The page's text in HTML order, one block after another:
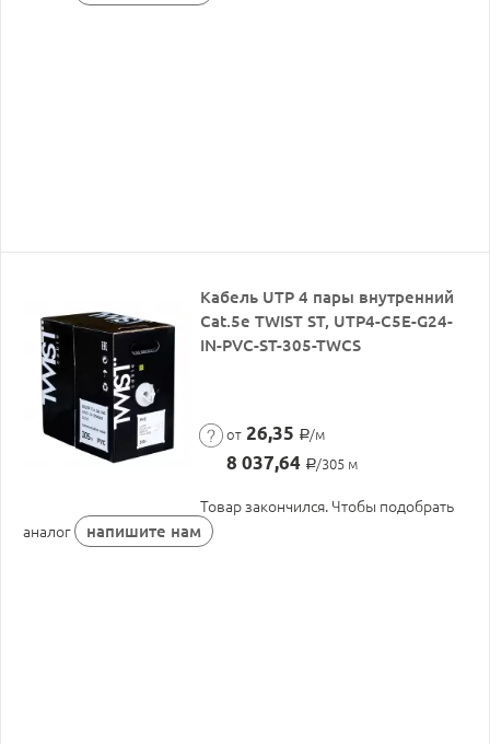
Кабель UTP 4 пары внутренний
Cat.5е TWIST ST, UTP4-C5E-G24-
IN-PVC-ST-305-TWCS
от 26,35 Р/м
8 037,64 Р/305 м
Товар закончился. Чтобы подобрать
аналог
напишите нам